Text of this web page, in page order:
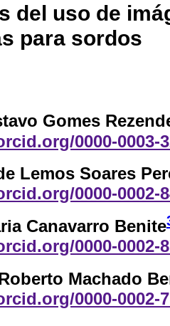
del uso de
para sordos
Gomes
0000-0003-
Lemos Soares
0000-0002-
Canavarro Benite
0000-0002-
Machado
0000-0002-